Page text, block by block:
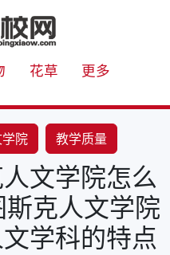
花草 更多
院
教学质量
文学院怎么
克人文学院
学科的特点